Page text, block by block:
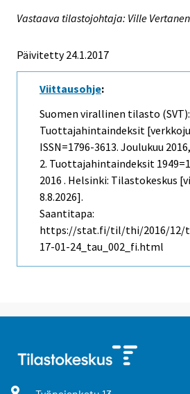
Vastaava tilastojohtaja: Ville Vertanen
Päivitetty 24.1.2017
Viittausohje:
Suomen virallinen tilasto (SVT):
Tuottajahintaindeksit
ISSN=1796-3613. Joulukuu
2. Tuottajahintaindeksit
2016 . Helsinki: Tilastokeskus
8.8.2026].
Saantitapa:
https://stat.fi/til/thi/2016/12/
17-01-24_tau_002_fi.html